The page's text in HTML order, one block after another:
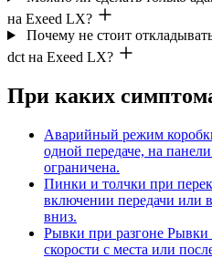
на Exeed LX?
Почему не стоит
dct на Exeed LX?
При каких
Аварийный режим
одной передаче, на
ограничена.
Пинки и толчки при
включении передачи или
вниз.
Рывки при разгоне Рывки
скорости с места или